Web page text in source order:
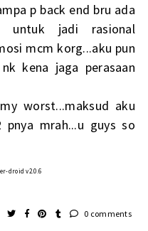
p back end bru ada
untuk jadi rasional
mcm korg...aku pun
kena jaga perasaan
worst...maksud aku
mrah...u guys so
droid v2.0.6
0 comments